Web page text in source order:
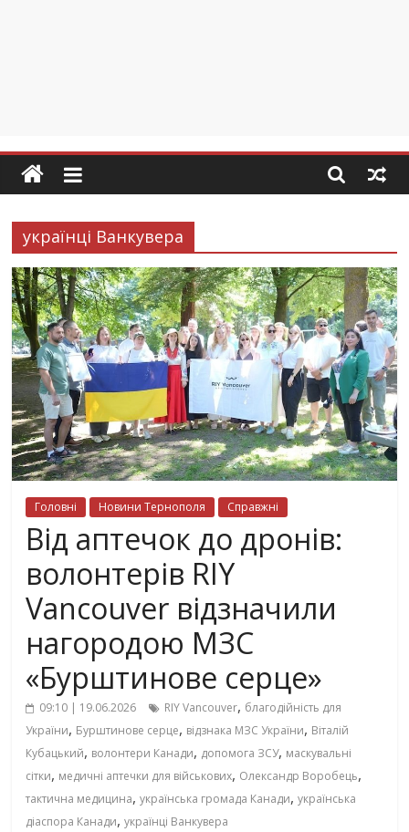
українці Ванкувера
Головні Новини Тернополя Справжні
Від аптечок до дронів:
волонтерів RIY
Vancouver відзначили
нагородою МЗС
«Бурштинове серце»
09:10 | 19.06.2026 RIY Vancouver, благодійність для
України, Бурштинове серце, відзнака МЗС України, Віталій
Кубацький, волонтери Канади, допомога ЗСУ, маскувальні
сітки, медичні аптечки для військових, Олександр Воробець,
тактична медицина,українська громада Канади,українська
діаспора Канади,українці Ванкувера